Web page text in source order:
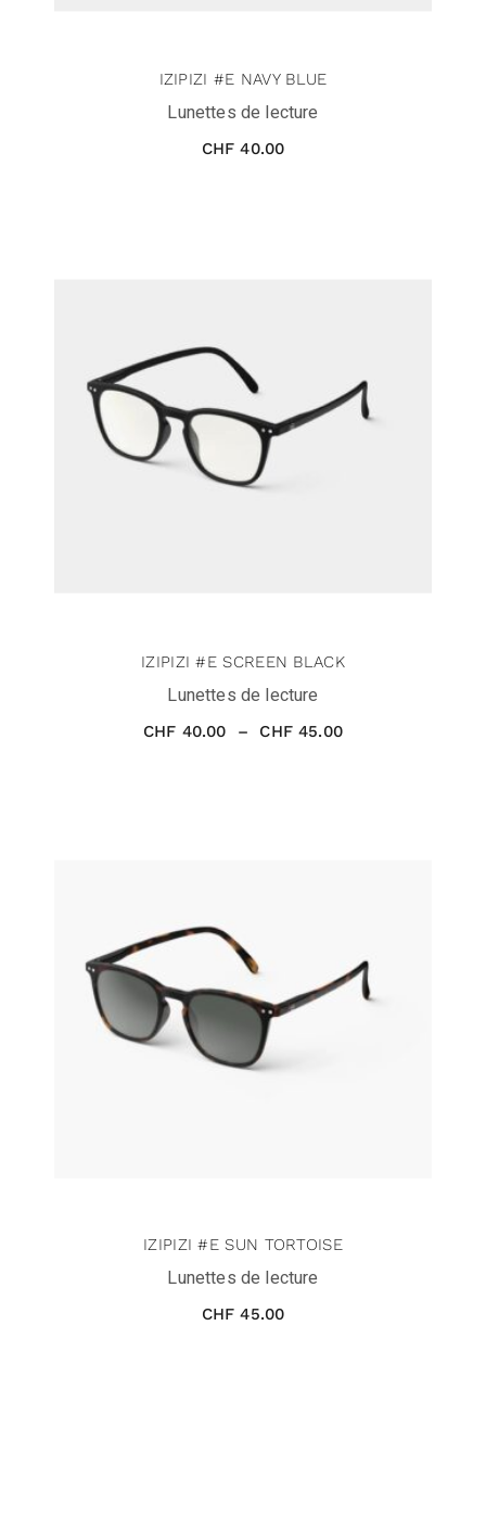
IZIPIZI #E NAVY BLUE
Lunettes de lecture
CHF 40.00
IZIPIZI #E SCREEN BLACK
Lunettes de lecture
CHF 40.00 – CHF45.00
IZIPIZI #E SUN TORTOISE
Lunettes de lecture
CHF 45.00